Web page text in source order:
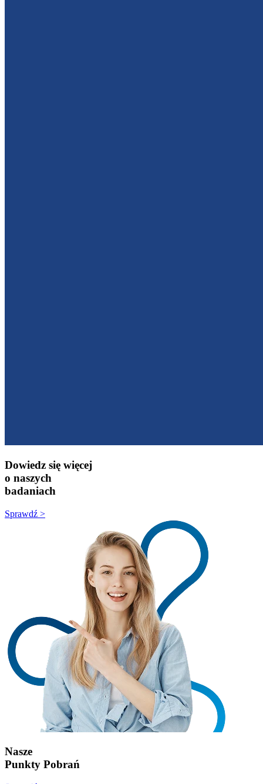
Dowiedz się więcej
o naszych
badaniach
Sprawdź >
Nasze
Punkty Pobrań